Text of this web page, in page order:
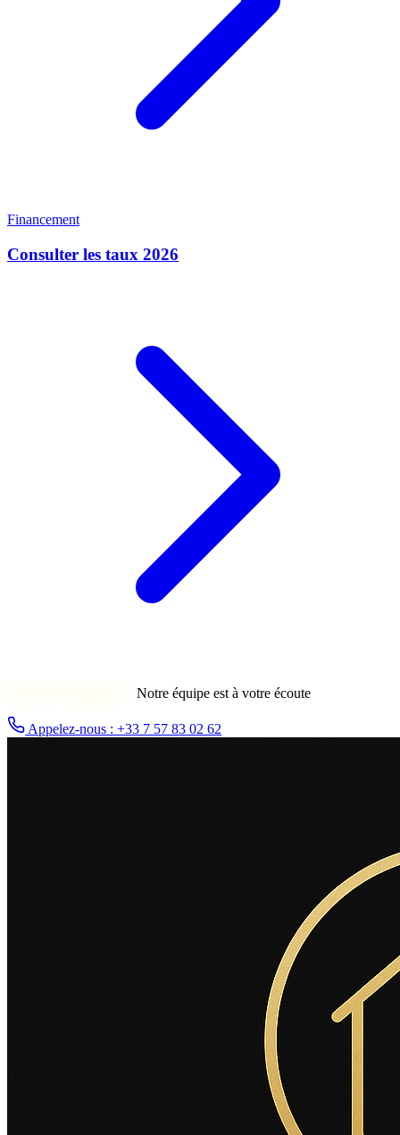
Financement
Consulter les taux 2026
Notre équipe est à votre écoute
Appelez-nous : +33 7 57 83 02 62